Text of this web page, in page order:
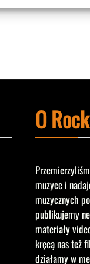
O
muzyce i
muzycznych
publikujemy
materiały
kręcą nas też
działamy w